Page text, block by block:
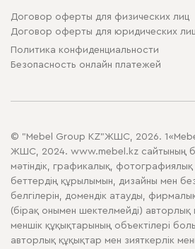
Договор оферты для физических лиц
Договор оферты для юридических
Политика конфиденциальности
Безопасность онлайн платежей
© "Mebel Group KZ"ЖШС, 2026.
ЖШС, 2024. www.mebel.kz сайтының
мәтіндік, графикалық,
беттердің құрылымын, дизайны мен
белгілерін, домендік атауды,
(бірақ онымен шектелмейді) авторлық
меншік құқықтарының объектілері
авторлық құқықтар мен зияткерлік